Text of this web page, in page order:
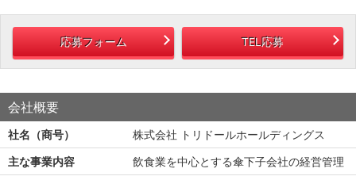
応募フォーム TEL応募
会社概要
社名（商号）
株式会社 トリドールホールディングス
主な事業内容
飲食業を中心とする傘下子会社の経営管理